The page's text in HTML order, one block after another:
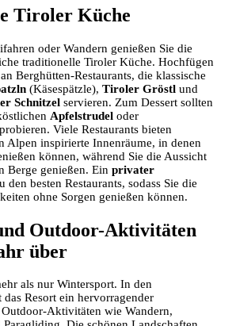
Tiroler Küche
oder Wandern genießen Sie die
traditionelle Tiroler Küche. Hochfügen
Berghütten-Restaurants, die klassische
(Käsespätzle), Tiroler Gröstl und
Schnitzel servieren. Zum Dessert sollten
Apfelstrudel oder
probieren. Viele Restaurants bieten
Alpen inspirierte Innenräume, in denen
können, während Sie die Aussicht
Berge genießen. Ein privater
den besten Restaurants, sodass Sie die
ohne Sorgen genießen können.
Outdoor-Aktivitäten
über
als nur Wintersport. In den
das Resort ein hervorragender
Aktivitäten wie Wandern,